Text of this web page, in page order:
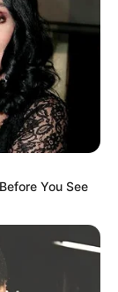
dans le
apportent
conseils
issue de leur
You See